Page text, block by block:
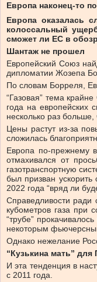
Европа наконец-то
Европа оказалась
колоссальный
сможет ли ЕС в
Шантаж не прошел
Европейский Союз
дипломатии Жозепа
По словам Борреля,
“Газовая” тема
года на европейских
несколько раз больше,
Цены растут из-за
сложилась
Европа по-прежнему
отмахивался от
газотранспортную
был призван
2022 года “вряд ли
Справедливости ради
кубометров газа при
“трубе”
некоторым
Однако нежелание
“Кузькина мать” для
И эта тенденция в
с 2011 года.